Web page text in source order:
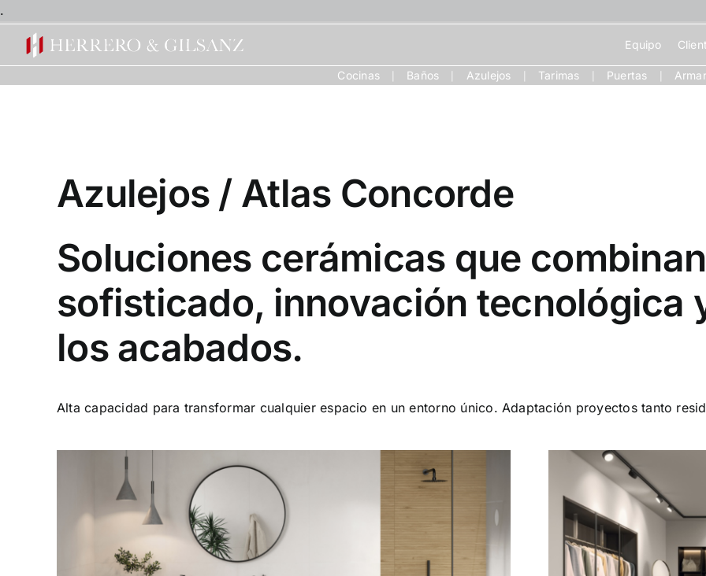
.
contenido
Equipo
Cocinas Baños Azulejos Tarimas Puertas
Azulejos / Atlas Concorde
Soluciones cerámicas que
sofisticado, innovación tecnológica
los acabados.
Alta capacidad para transformar cualquier espacio en un entorno único. Adaptación proyectos tanto